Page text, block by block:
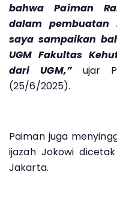
bahwa Paiman
dalam pembuatan
saya sampaikan
UGM Fakultas
dari UGM,” ujar
(25/6/2025).
Paiman juga
ijazah Jokowi
Jakarta.